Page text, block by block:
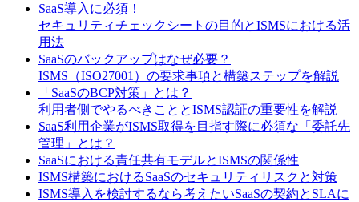
SaaS導入に必須！
セキュリティチェックシートの目的とISMSにおける活
用法
SaaSのバックアップはなぜ必要？
ISMS（ISO27001）の要求事項と構築ステップを解説
「SaaSのBCP対策」とは？
利用者側でやるべきこととISMS認証の重要性を解説
SaaS利用企業がISMS取得を目指す際に必須な「委託先
管理」とは？
SaaSにおける責任共有モデルとISMSの関係性
ISMS構築におけるSaaSのセキュリティリスクと対策
ISMS導入を検討するなら考えたいSaaSの契約とSLAに